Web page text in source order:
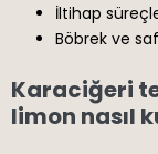
İltihap
Böbrek ve
Karaciğeri
limon nasıl